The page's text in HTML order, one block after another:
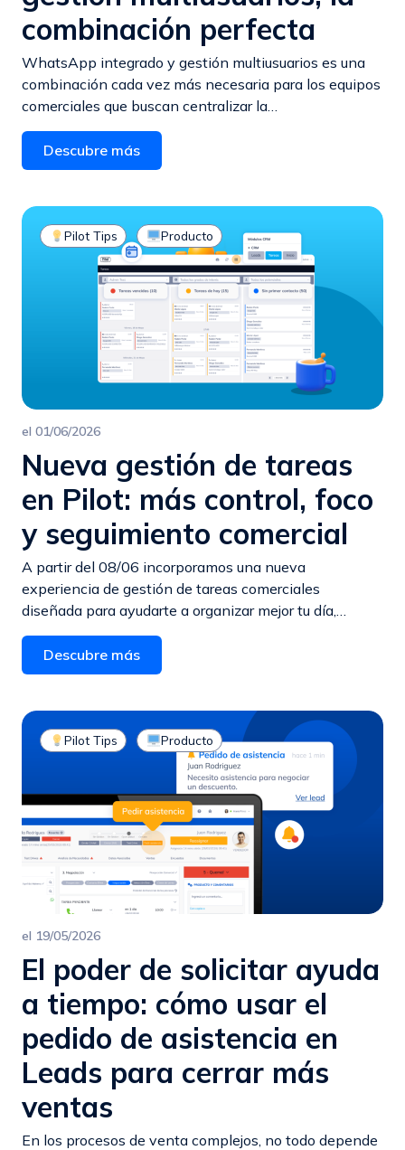
combinación perfecta
WhatsApp integrado y gestión multiusuarios es una
combinación cada vez más necesaria para los equipos
comerciales que buscan centralizar la…
Descubre más
Pilot Tips Producto
el 01/06/2026
Nueva gestión de tareas
en Pilot: más control, foco
y seguimiento comercial
A partir del 08/06 incorporamos una nueva
experiencia de gestión de tareas comerciales
diseñada para ayudarte a organizar mejor tu día,…
Descubre más
Pilot Tips Producto
el 19/05/2026
El poder de solicitar ayuda
a tiempo: cómo usar el
pedido de asistencia en
Leads para cerrar más
ventas
En los procesos de venta complejos, no todo depende